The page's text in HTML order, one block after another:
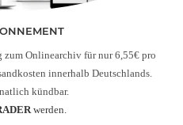
zum Onlinearchiv für nur 6,55€ pro
innerhalb Deutschlands.
kündbar.
werden.